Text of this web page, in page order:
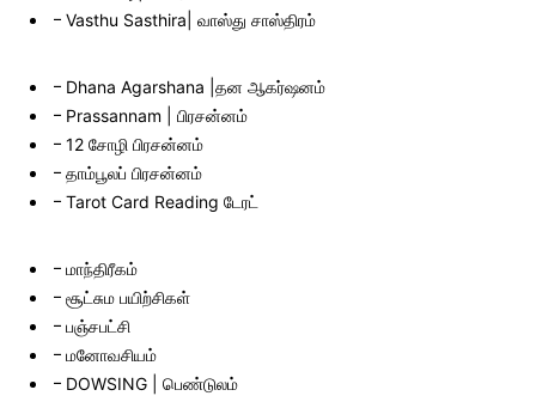
Vasthu Sasthira| வாஸ்து சாஸ்திரம்
Dhana Agarshana |தன ஆகர்ஷனம்
Prassannam | பிரசன்னம்
12 சோழி பிரசன்னம்
தாம்பூலப் பிரசன்னம்
Tarot Card Reading டேரட்
மாந்திரீகம்
சூட்சும பயிற்சிகள்
பஞ்சபட்சி
மனோவசியம்
DOWSING | பெண்டுலம்